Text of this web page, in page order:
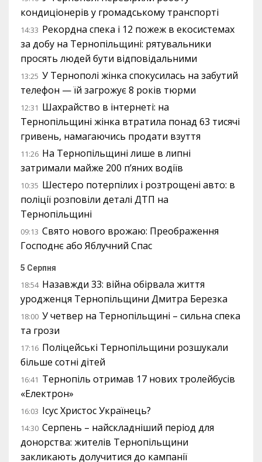
кондиціонерів у громадському транспорті
14:33 Рекордна спека і 12 пожеж в екосистемах
за добу на Тернопільщині: рятувальники
просять людей бути відповідальними
13:25 У Тернополі жінка спокусилась на забутий
телефон — їй загрожує 8 років тюрми
12:31 Шахрайство в інтернеті: на
Тернопільщині жінка втратила понад 63 тисячі
гривень, намагаючись продати взуття
11:26 На Тернопільщині лише в липні
затримали майже 200 п’яних водіїв
10:35 Шестеро потерпілих і розтрощені авто: в
поліції розповіли деталі ДТП на
Тернопільщині
09:13 Свято нового врожаю: Преображення
Господнє або Яблучний Спас
5 Серпня
18:54 Назавжди 33: війна обірвала життя
уродженця Тернопільщини Дмитра Березка
18:00 У четвер на Тернопільщині – сильна спека
та грози
17:16 Поліцейські Тернопільщини розшукали
більше сотні дітей
16:41 Тернопіль отримав 17 нових тролейбусів
«Електрон»
16:03 Ісус Христос Українець?
14:30 Серпень – найскладніший період для
донорства: жителів Тернопільщини
закликають долучитися до кампанії